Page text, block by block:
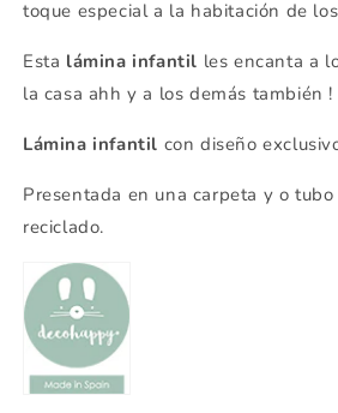
toque especial a la habitación de
Esta lámina infantil les encanta a
la casa ahh y a los demás también !
Lámina infantil con diseño
Presentada en una carpeta y o
reciclado.